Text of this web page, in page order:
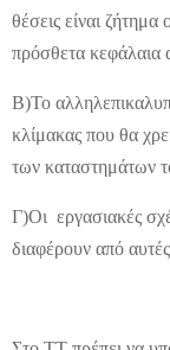
θέσεις είναι
πρόσθετα
Β)Το
κλίμακας που θα
των καταστημάτων
Γ)Οι εργασιακές
διαφέρουν από